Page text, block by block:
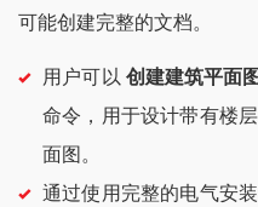
可能创建完整的文档。
用户可以 创建建筑平面图
命令，用于设计带有楼
面图。
通过使用完整的电气安